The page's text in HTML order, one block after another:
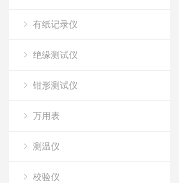
有纸记录仪
绝缘测试仪
钳形测试仪
万用表
测温仪
校验仪